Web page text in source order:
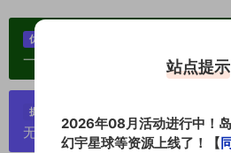
优势：
单个博主作品统一整合
一归档方便收藏！
提示：
严禁搬运资源链接，一
无露点、需求请绕道，关闭本站网
站点提示
2026年08月活动进行中！岛
幻宇星球等资源上线了！【